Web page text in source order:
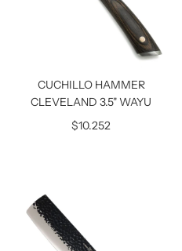
CUCHILLO HAMMER
CLEVELAND 3.5" WAYU
$10.252